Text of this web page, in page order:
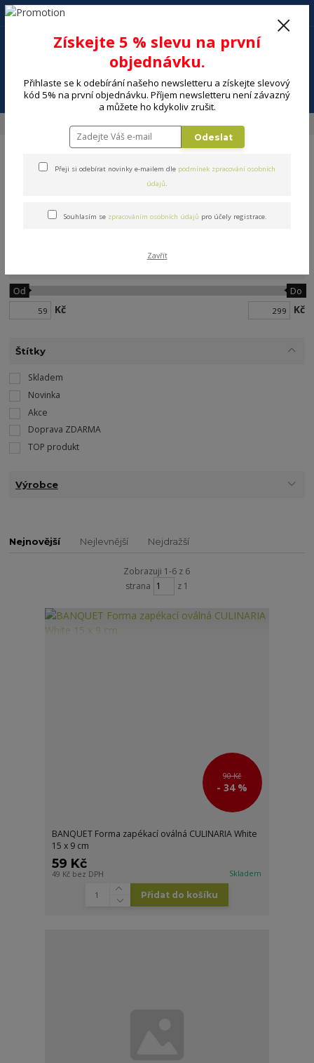
Menu
+420 602 494 600
Zapékací mísy
Kč
Od Do
Kč
Štítky
Skladem
Novinka
Akce
Doprava ZDARMA
TOP produkt
Výrobce
Nejnovější Nejlevnější Nejdražší
Zobrazuji 1-6 z 6
strana
z 1
90 Kč
- 34 %
BANQUET Forma zapékací oválná CULINARIA White
15 x 9 cm
59 Kč
49 Kč bez DPH Skladem
Přidat do košíku
Získejte 5 % slevu na první
objednávku.
Přihlaste se k odebírání našeho newsletteru a získejte slevový
kód 5% na první objednávku. Příjem newsletteru není závazný
a můžete ho kdykoliv zrušit.
Odeslat
Přeji si odebírat novinky e-mailem dle podmínek zpracování osobních
údajů.
Souhlasím se zpracováním osobních údajů pro účely registrace.
Zavřít